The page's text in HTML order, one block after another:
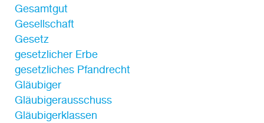
Gesamtgut
Gesellschaft
Gesetz
gesetzlicher Erbe
gesetzliches Pfandrecht
Gläubiger
Gläubigerausschuss
Gläubigerklassen